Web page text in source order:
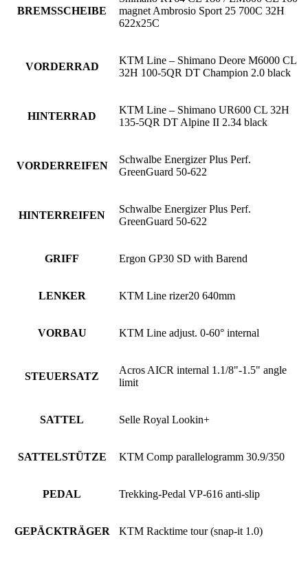
BREMSSCHEIBE
magnet Ambrosio Sport 25 700C 32H
622x25C
VORDERRAD
KTM Line – Shimano Deore M6000 CL
32H 100-5QR DT Champion 2.0 black
HINTERRAD
KTM Line – Shimano UR600 CL 32H
135-5QR DT Alpine II 2.34 black
VORDERREIFEN
Schwalbe Energizer Plus Perf.
GreenGuard 50-622
HINTERREIFEN
Schwalbe Energizer Plus Perf.
GreenGuard 50-622
GRIFF Ergon GP30 SD with Barend
LENKER KTM Line rizer20 640mm
VORBAU KTM Line adjust. 0-60° internal
STEUERSATZ
Acros AICR internal 1.1/8"-1.5" angle
limit
SATTEL Selle Royal Lookin+
SATTELSTÜTZE KTM Comp parallelogramm 30.9/350
PEDAL Trekking-Pedal VP-616 anti-slip
GEPÄCKTRÄGER KTM Racktime tour (snap-it 1.0)